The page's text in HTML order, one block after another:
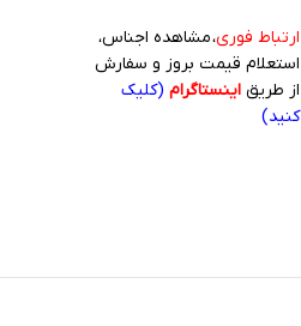
ارتباط فوری، مشاهده اجناس،
استعلام قیمت بروز و سفارش
از طریقاینستاگرام (کلیک
کنید)